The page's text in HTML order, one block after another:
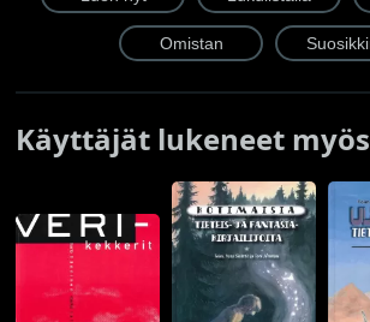
Käyttäjät lukeneet myös